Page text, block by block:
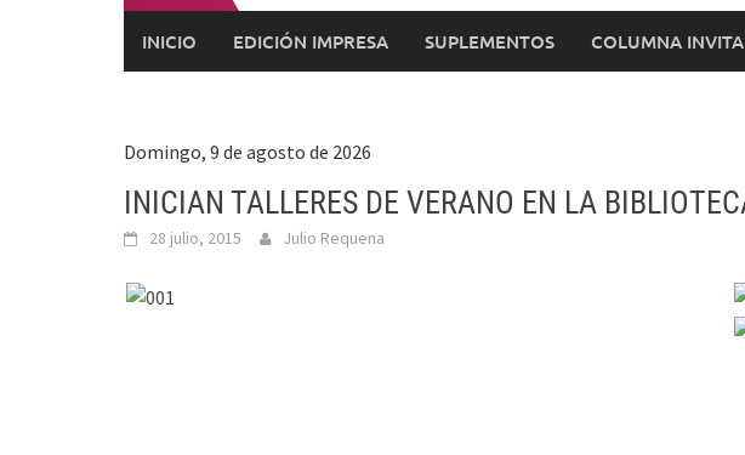
INICIO EDICIÓN IMPRESA SUPLEMENTOS COLUMNA
Domingo, 9 de agosto de 2026
INICIAN TALLERES DE VERANO EN LA
28 julio, 2015 Julio Requena